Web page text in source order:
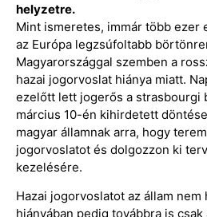
helyzetre.
Mint ismeretes, immár több ezer
az Európa legzsúfoltabb
Magyarországgal szemben a
hazai jogorvoslat hiánya miatt.
ezelőtt lett jogerős a strasbourgi
március 10-én kihirdetett
magyar államnak arra, hogy
jogorvoslatot és dolgozzon ki
kezelésére.
Hazai jogorvoslatot az állam
hiányában pedig továbbra is